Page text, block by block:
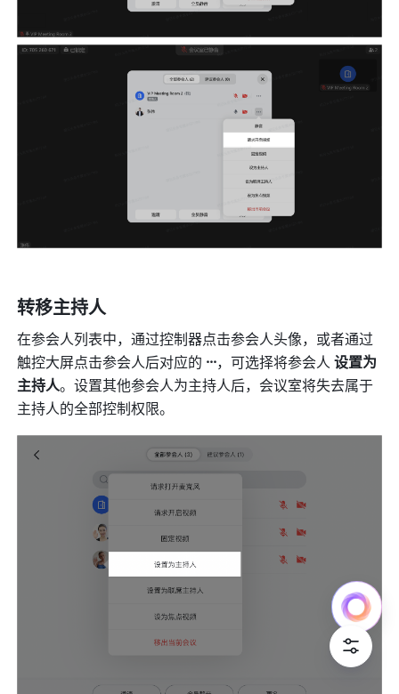
转移主持人
在参会人列表中，通过控制器点击参会人头像，或者通过
触控大屏点击参会人后对应的 ···，可选择将参会人 设置为
主持人。设置其他参会人为主持人后，会议室将失去属于
主持人的全部控制权限。